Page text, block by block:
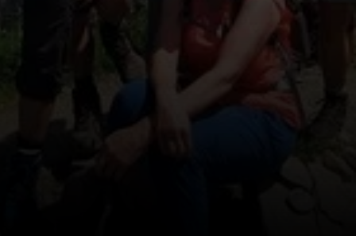
© DAV Biberach